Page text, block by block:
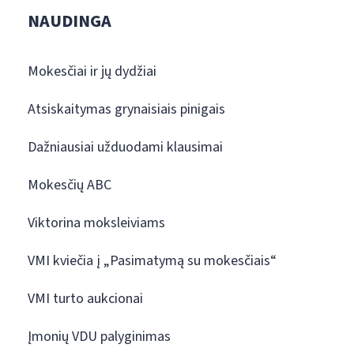
NAUDINGA
Mokesčiai ir jų dydžiai
Atsiskaitymas grynaisiais pinigais
Dažniausiai užduodami klausimai
Mokesčių ABC
Viktorina moksleiviams
VMI kviečia į „Pasimatymą su mokesčiais“
VMI turto aukcionai
Įmonių VDU palyginimas